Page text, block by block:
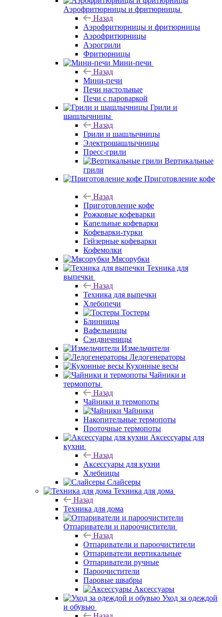
Аэрофритюрницы и фритюрницы
Назад
Аэрофритюрницы и фритюрницы
Аэрофритюрницы
Аэрогрили
Фритюрницы
Мини-печи
Назад
Мини-печи
Печи настольные
Печи с пароваркой
Грили и
шашлычницы
Назад
Грили и шашлычницы
Электрошашлычницы
Пресс-грили
Вертикальные
грили
Приготовление кофе
Назад
Приготовление кофе
Рожковые кофеварки
Капельные кофеварки
Кофеварки-турки
Гейзерные кофеварки
Кофемолки
Мясорубки
Техника для
выпечки
Назад
Техника для выпечки
Хлебопечи
Тостеры
Блинницы
Вафельницы
Сэндвичницы
Измельчители
Ледогенераторы
Кухонные весы
Чайники и
термопоты
Назад
Чайники и термопоты
Чайники
Накопительные термопоты
Проточные термопоты
Аксессуары для
кухни
Назад
Аксессуары для кухни
Хлебницы
Слайсеры
Техника для дома
Назад
Техника для дома
Отпариватели и пароочистители
Назад
Отпариватели и пароочистители
Отпариватели вертикальные
Отпариватели ручные
Пароочистители
Паровые швабры
Аксессуары
Уход за одеждой
и обувью